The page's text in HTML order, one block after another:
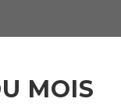
MOIS